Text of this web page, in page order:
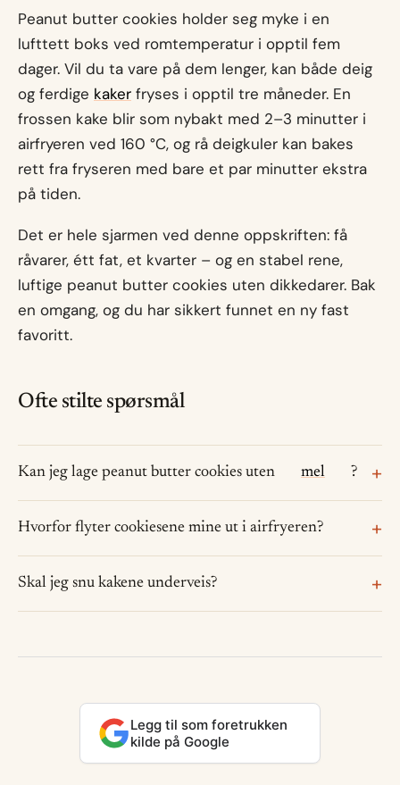
Peanut butter cookies holder seg myke i en
lufttett boks ved romtemperatur i opptil fem
dager. Vil du ta vare på dem lenger, kan både deig
og ferdige kaker fryses i opptil tre måneder. En
frossen kake blir som nybakt med 2–3 minutter i
airfryeren ved 160 °C, og rå deigkuler kan bakes
rett fra fryseren med bare et par minutter ekstra
på tiden.
Det er hele sjarmen ved denne oppskriften: få
råvarer, étt fat, et kvarter – og en stabel rene,
luftige peanut butter cookies uten dikkedarer. Bak
en omgang, og du har sikkert funnet en ny fast
favoritt.
Ofte stilte spørsmål
Kan jeg lage peanut butter cookies uten mel ?
Hvorfor flyter cookiesene mine ut i airfryeren?
Skal jeg snu kakene underveis?
Legg til som foretrukken
kilde på Google